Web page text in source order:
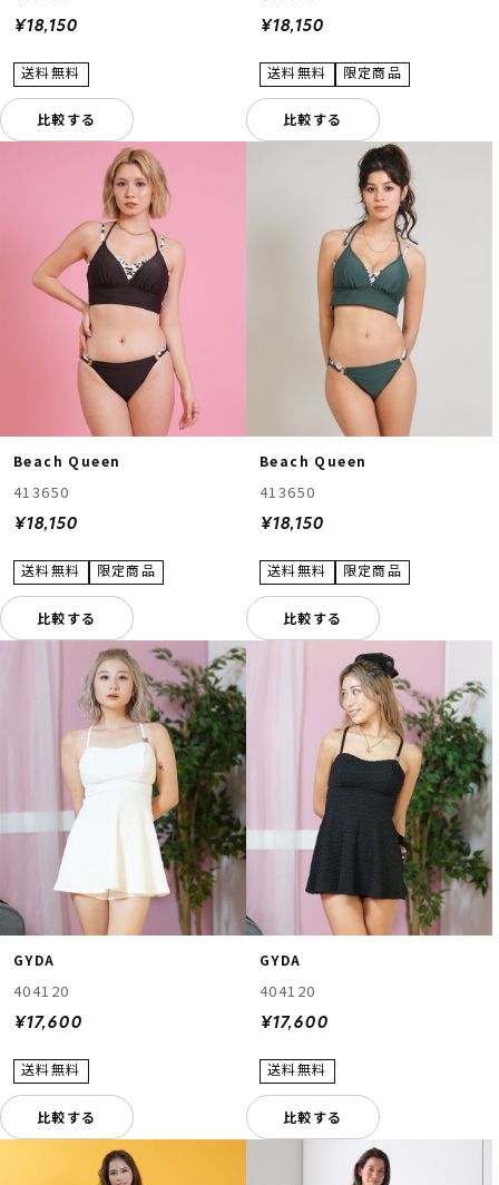
¥18,150
比較する
¥18,150
比較する
Beach Queen
413650
¥18,150
比較する
Beach Queen
413650
¥18,150
比較する
GYDA
404120
¥17,600
比較する
GYDA
404120
¥17,600
比較する